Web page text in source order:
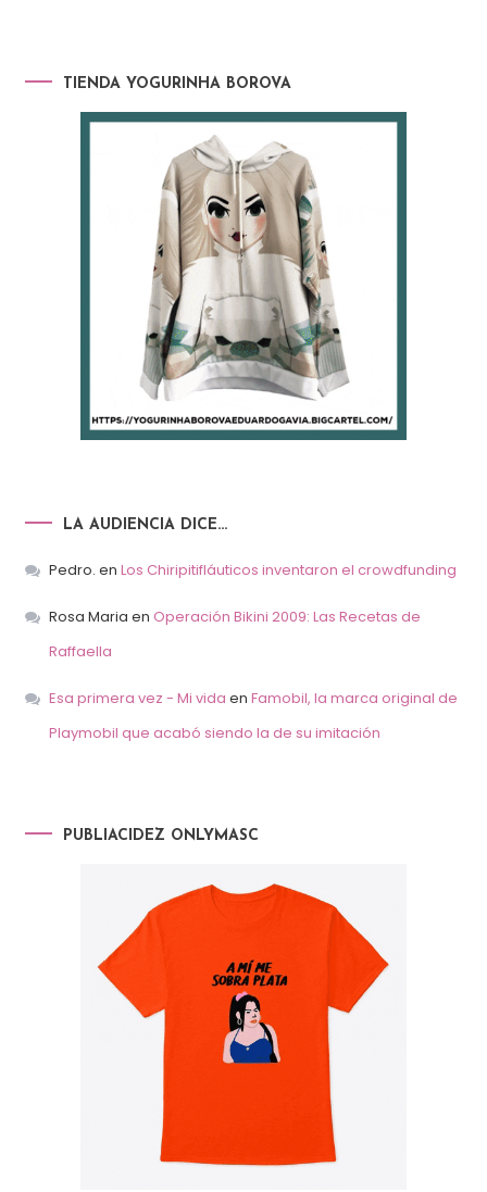
TIENDA YOGURINHA BOROVA
LA AUDIENCIA DICE…
Pedro. en Los Chiripitifláuticos inventaron el crowdfunding
Rosa Maria en Operación Bikini 2009: Las Recetas de
Raffaella
Esa primera vez - Mi vida en Famobil, la marca original de
Playmobil que acabó siendo la de su imitación
PUBLIACIDEZ ONLYMASC